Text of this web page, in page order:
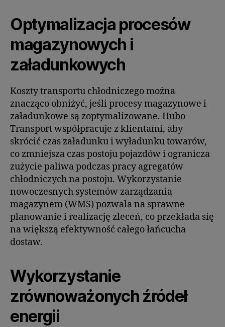
Optymalizacja procesów
magazynowych i
załadunkowych
Koszty transportu chłodniczego można
znacząco obniżyć, jeśli procesy magazynowe i
załadunkowe są zoptymalizowane. Hubo
Transport współpracuje z klientami, aby
skrócić czas załadunku i wyładunku towarów,
co zmniejsza czas postoju pojazdów i ogranicza
zużycie paliwa podczas pracy agregatów
chłodniczych na postoju. Wykorzystanie
nowoczesnych systemów zarządzania
magazynem (WMS) pozwala na sprawne
planowanie i realizację zleceń, co przekłada się
na większą efektywność całego łańcucha
dostaw.
Wykorzystanie
zrównoważonych źródeł
energii